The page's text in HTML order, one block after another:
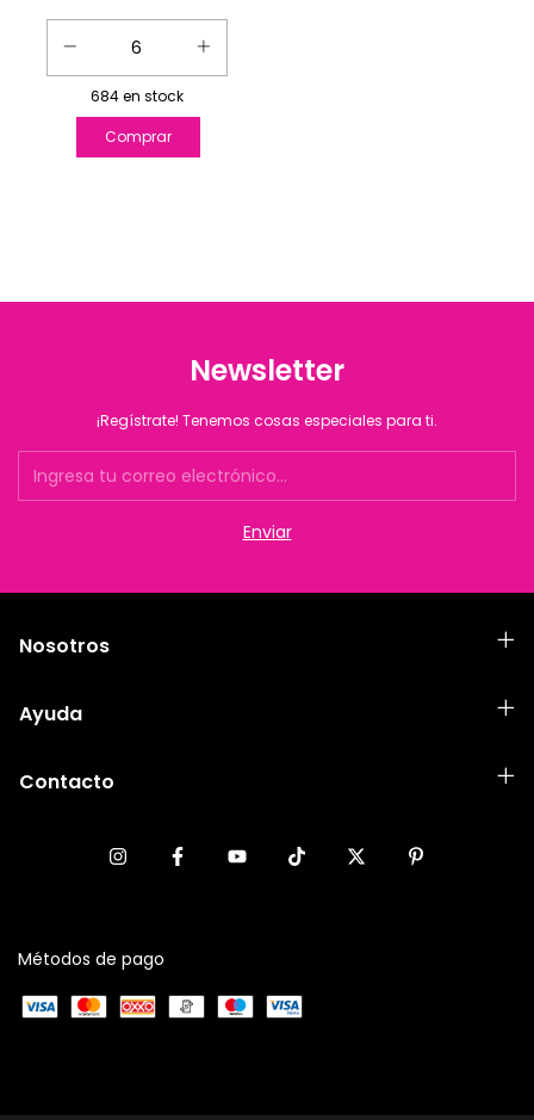
684en stock
Newsletter
¡Regístrate! Tenemos cosas especiales para ti.
Nosotros
Ayuda
Contacto
Métodos de pago